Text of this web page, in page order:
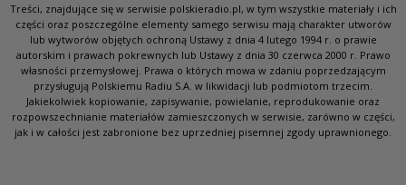
Treści, znajdujące się w serwisie polskieradio.pl, w tym wszystkie materiały i ich
części oraz poszczególne elementy samego serwisu mają charakter utworów
lub wytworów objętych ochroną Ustawy z dnia 4 lutego 1994 r. o prawie
autorskim i prawach pokrewnych lub Ustawy z dnia 30 czerwca 2000 r. Prawo
własności przemysłowej. Prawa o których mowa w zdaniu poprzedzającym
przysługują Polskiemu Radiu S.A. w likwidacji lub podmiotom trzecim.
Jakiekolwiek kopiowanie, zapisywanie, powielanie, reprodukowanie oraz
rozpowszechnianie materiałów zamieszczonych w serwisie, zarówno w części,
jak i w całości jest zabronione bez uprzedniej pisemnej zgody uprawnionego.